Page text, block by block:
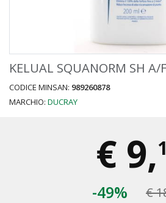
KELUAL SQUANORM SH A/
CODICE MINSAN: 989260878
MARCHIO: DUCRAY
€ 9,
-49% €